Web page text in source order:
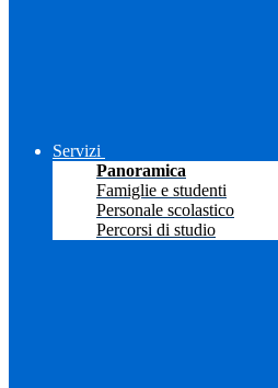
Servizi
Panoramica
Famiglie e studenti
Personale scolastico
Percorsi di studio